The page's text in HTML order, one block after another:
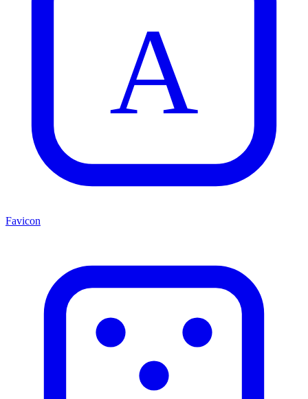
A
Favicon